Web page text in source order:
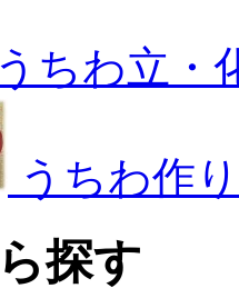
うちわ立・
うちわ作
探す